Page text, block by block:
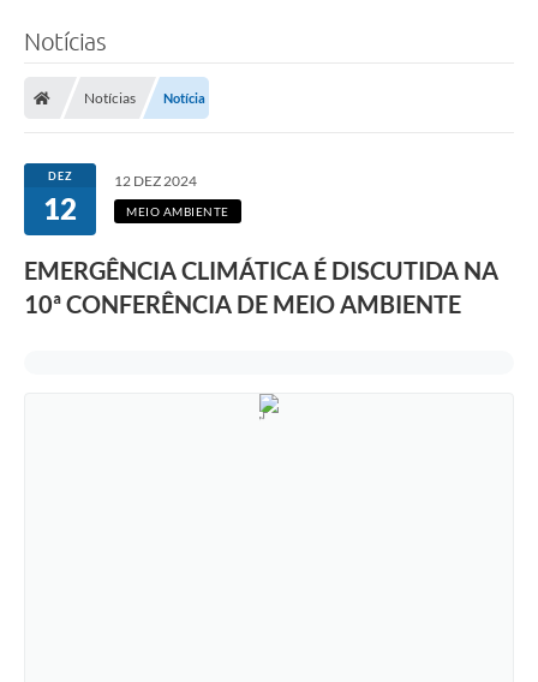
Notícias
Notícias Notícia
DEZ
12
12 DEZ 2024
MEIO AMBIENTE
EMERGÊNCIA CLIMÁTICA É DISCUTIDA NA
10ª CONFERÊNCIA DE MEIO AMBIENTE